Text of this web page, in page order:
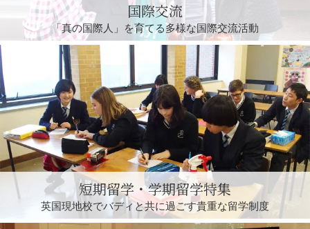
国際交流
「真の国際人」を育てる多様な国際交流活動
短期留学・学期留学特集
英国現地校でバディと共に過ごす貴重な留学制度